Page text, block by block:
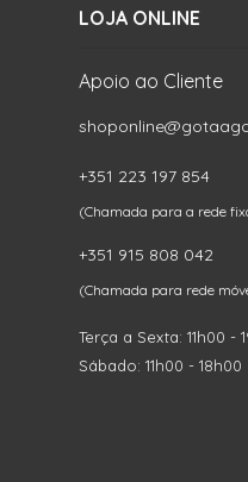
LOJA ONLINE
Apoio ao Cliente
+351 223 197 854
(Chamada para a rede
+351 915 808 042
(Chamada para rede
Terça a Sexta: 11h00 -
Sábado: 11h00 - 18h00